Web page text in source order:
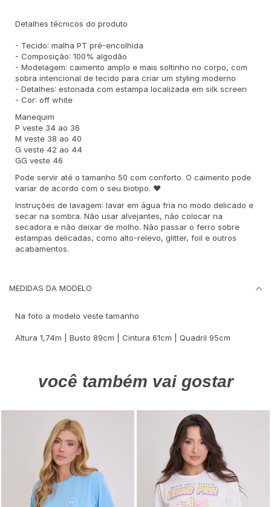
Detalhes técnicos do produto
- Tecido: malha PT pré-encolhida
- Composição: 100% algodão
- Modelagem: caimento amplo e mais soltinho no corpo, com
sobra intencional de tecido para criar um styling moderno
- Detalhes: estonada com estampa localizada em silk screen
- Cor: off white
Manequim
P veste 34 ao 36
M veste 38 ao 40
G veste 42 ao 44
GG veste 46
Pode servir até o tamanho 50 com conforto. O caimento pode
variar de acordo com o seu biotipo. ♥
Instruções de lavagem: lavar em água fria no modo delicado e
secar na sombra. Não usar alvejantes, não colocar na
secadora e não deixar de molho. Não passar o ferro sobre
estampas delicadas, como alto-relevo, glitter, foil e outros
acabamentos.
MEDIDAS DA MODELO
Na foto a modelo veste tamanho
Altura 1,74m | Busto 89cm | Cintura 61cm | Quadril 95cm
você também vai gostar